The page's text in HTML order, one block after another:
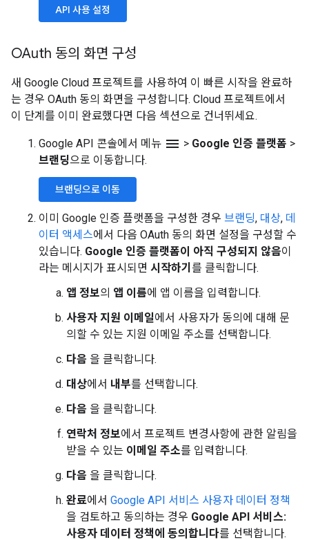
API 사용 설정
OAuth 동의 화면 구성
새 Google Cloud 프로젝트를 사용하여 이 빠른 시작을 완료하
는 경우 OAuth 동의 화면을 구성합니다. Cloud 프로젝트에서
이 단계를 이미 완료했다면 다음 섹션으로 건너뛰세요.
Google API 콘솔에서 메뉴 menu > Google 인증 플랫폼 >
브랜딩으로 이동합니다.
브랜딩으로 이동
이미 Google 인증 플랫폼을 구성한 경우 브랜딩, 대상, 데
이터 액세스에서 다음 OAuth 동의 화면 설정을 구성할 수
있습니다. Google 인증 플랫폼이 아직 구성되지 않음이
라는 메시지가 표시되면 시작하기 를 클릭합니다.
앱 정보의 앱 이름에 앱 이름을 입력합니다.
사용자 지원 이메일에서 사용자가 동의에 대해 문
의할 수 있는 지원 이메일 주소를 선택합니다.
다음 을 클릭합니다.
대상에서 내부를 선택합니다.
다음 을 클릭합니다.
연락처 정보에서 프로젝트 변경사항에 관한 알림을
받을 수 있는 이메일 주소를 입력합니다.
다음 을 클릭합니다.
완료에서 Google API 서비스 사용자 데이터 정책
을 검토하고 동의하는 경우 Google API 서비스:
사용자 데이터 정책에 동의합니다를 선택합니다.